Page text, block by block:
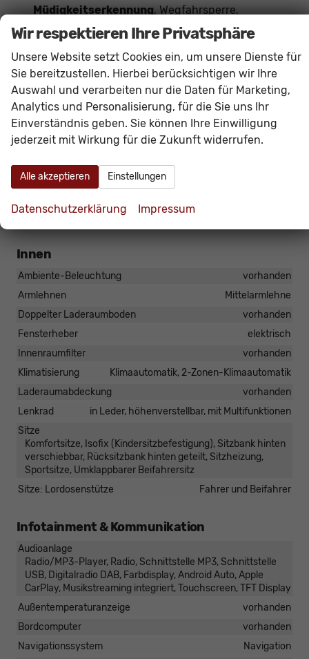
Müdigkeitserkennung, Wegfahrsperre,
Zentralverriegelung mit Funkfernbedienung,
Connect
Navigation bequem über Smartphone-
Apps wie Google Maps oder Apple Karten
möglich)
Das Fahrzeug verfügt über kein fest verbautes
Navigationssystem. DurchApple CarPlay /
kompatible Smartphone-Apps (z.B. Google Maps
möglich.
Innen
Ambiente-Beleuchtung
vorhanden
Armlehnen
Mittelarmlehne
Doppelter Laderaumboden
vorhanden
Fensterheber
elektrisch
Innenraumfilter
vorhanden
Klimatisierung
Klimaautomatik, 2-Zonen-Klimaautomatik
Laderaumabdeckung
vorhanden
Lenkrad
in Leder, höhenverstellbar, mit Multifunktionen
Sitze
Komfortsitze, Isofix (Kindersitzbefestigung), Sitzbank hinten
verschiebbar, Rücksitzbank hinten geteilt, Sitzheizung,
Sportsitze, Umklappbarer Beifahrersitz
Sitze: Lordosenstütze
Fahrer und Beifahrer
Infotainment & Kommunikation
Audioanlage
Radio/MP3-Player, Radio, Schnittstelle MP3, Schnittstelle
USB, Digitalradio DAB, Farbdisplay, Android Auto, Apple
CarPlay, Musikstreaming integriert, Touchscreen, TFT Display
Außentemperaturanzeige
vorhanden
Bordcomputer
vorhanden
Navigationssystem
Navigation
Wir respektieren Ihre Privatsphäre
Unsere Website setzt Cookies ein, um unsere Dienste für
Sie bereitzustellen. Hierbei berücksichtigen wir Ihre
Auswahl und verarbeiten nur die Daten für Marketing,
Analytics und Personalisierung, für die Sie uns Ihr
Einverständnis geben. Sie können Ihre Einwilligung
jederzeit mit Wirkung für die Zukunft widerrufen.
Alle akzeptieren Einstellungen
Datenschutzerklärung Impressum